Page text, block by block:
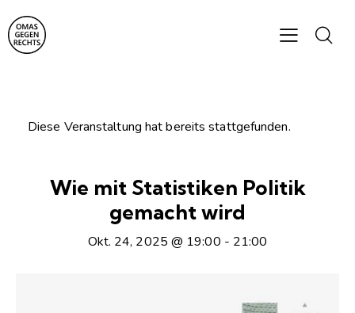
Diese Veranstaltung hat bereits stattgefunden.
Wie mit Statistiken Politik
gemacht wird
Okt. 24, 2025 @ 19:00 - 21:00